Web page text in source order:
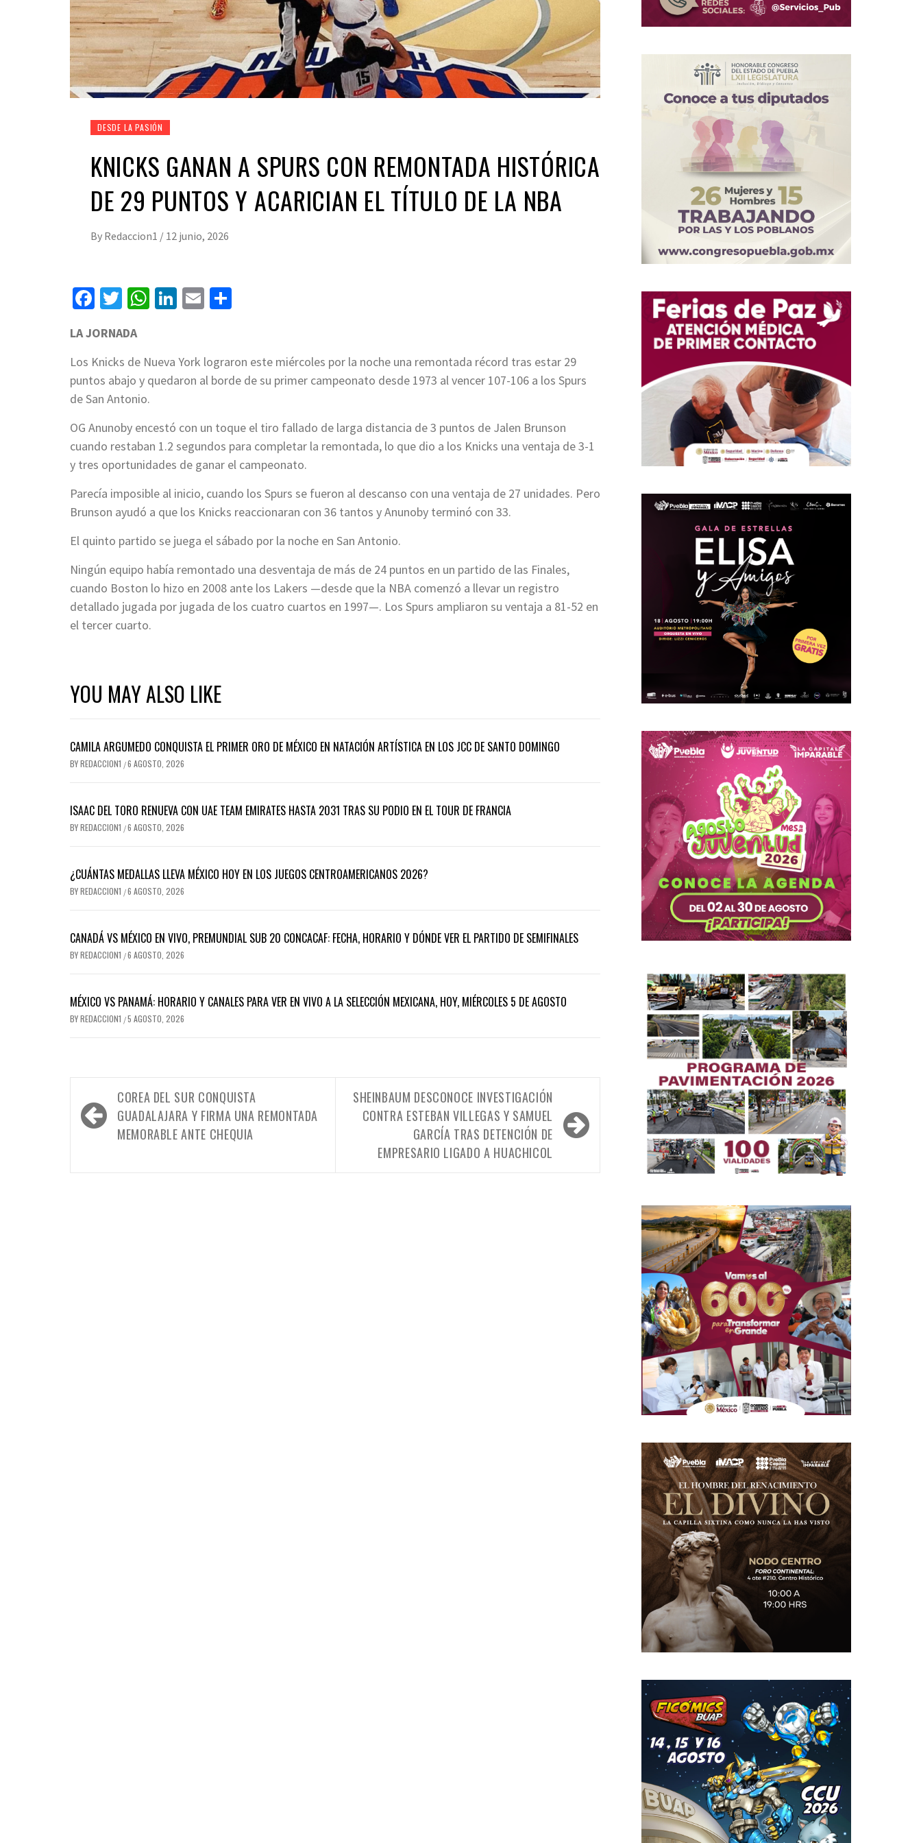
DESDE LA PASIÓN
KNICKS GANAN A SPURS CON REMONTADA HISTÓRICA
DE 29 PUNTOS Y ACARICIAN EL TÍTULO DE LA NBA
By Redaccion1 / 12 junio, 2026
Facebook
Twitter
WhatsApp
LinkedIn
Email
LA JORNADA
Los Knicks de Nueva York lograron este miércoles por la noche una remontada récord tras estar 29
puntos abajo y quedaron al borde de su primer campeonato desde 1973 al vencer 107-106 a los Spurs
de San Antonio.
OG Anunoby encestó con un toque el tiro fallado de larga distancia de 3 puntos de Jalen Brunson
cuando restaban 1.2 segundos para completar la remontada, lo que dio a los Knicks una ventaja de 3-1
y tres oportunidades de ganar el campeonato.
Parecía imposible al inicio, cuando los Spurs se fueron al descanso con una ventaja de 27 unidades. Pero
Brunson ayudó a que los Knicks reaccionaran con 36 tantos y Anunoby terminó con 33.
El quinto partido se juega el sábado por la noche en San Antonio.
Ningún equipo había remontado una desventaja de más de 24 puntos en un partido de las Finales,
cuando Boston lo hizo en 2008 ante los Lakers —desde que la NBA comenzó a llevar un registro
detallado jugada por jugada de los cuatro cuartos en 1997—. Los Spurs ampliaron su ventaja a 81-52 en
el tercer cuarto.
YOU MAY ALSO LIKE
CAMILA ARGUMEDO CONQUISTA EL PRIMER ORO DE MÉXICO EN NATACIÓN ARTÍSTICA EN LOS JCC DE SANTO DOMINGO
BYREDACCION1 /6 AGOSTO, 2026
ISAAC DEL TORO RENUEVA CON UAE TEAM EMIRATES HASTA 2031 TRAS SU PODIO EN EL TOUR DE FRANCIA
BYREDACCION1 /6 AGOSTO, 2026
¿CUÁNTAS MEDALLAS LLEVA MÉXICO HOY EN LOS JUEGOS CENTROAMERICANOS 2026?
BYREDACCION1 /6 AGOSTO, 2026
CANADÁ VS MÉXICO EN VIVO, PREMUNDIAL SUB 20 CONCACAF: FECHA, HORARIO Y DÓNDE VER EL PARTIDO DE SEMIFINALES
BYREDACCION1 /6 AGOSTO, 2026
MÉXICO VS PANAMÁ: HORARIO Y CANALES PARA VER EN VIVO A LA SELECCIÓN MEXICANA, HOY, MIÉRCOLES 5 DE AGOSTO
BYREDACCION1 /5 AGOSTO, 2026
Navegación
de
entradas
COREA DEL SUR CONQUISTA
GUADALAJARA Y FIRMA UNA REMONTADA
MEMORABLE ANTE CHEQUIA
SHEINBAUM DESCONOCE INVESTIGACIÓN
CONTRA ESTEBAN VILLEGAS Y SAMUEL
GARCÍA TRAS DETENCIÓN DE
EMPRESARIO LIGADO A HUACHICOL